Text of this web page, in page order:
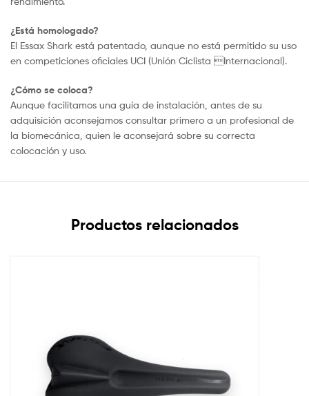
¿Está homologado?
El Essax Shark está patentado, aunque no está permitido su uso
en competiciones oficiales UCI (Unión Ciclista Internacional).
¿Cómo se coloca?
Aunque facilitamos una guía de instalación, antes de su
adquisición aconsejamos consultar primero a un profesional de
la biomecánica, quien le aconsejará sobre su correcta
colocación y uso.
Productos relacionados